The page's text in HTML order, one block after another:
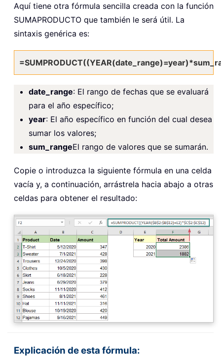
Aquí tiene otra fórmula sencilla creada con la función
SUMAPRODUCTO que también le será útil. La
sintaxis genérica es:
date_range: El rango de fechas que se evaluará
para el año específico;
year: El año específico en función del cual desea
sumar los valores;
sum_rangeEl rango de valores que se sumarán.
Copie o introduzca la siguiente fórmula en una celda
vacía y, a continuación, arrástrela hacia abajo a otras
celdas para obtener el resultado:
Explicación de esta fórmula: